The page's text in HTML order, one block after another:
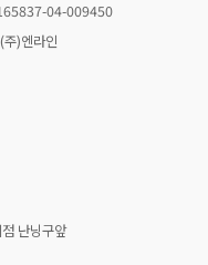
04-009450
주)엔라인
난닝구앞